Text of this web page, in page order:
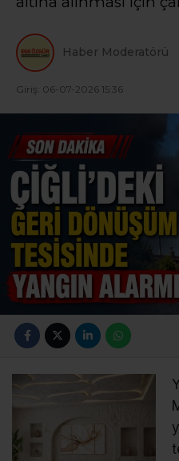
Haber Moderatörü
Giriş: 06-07-2026 15:36